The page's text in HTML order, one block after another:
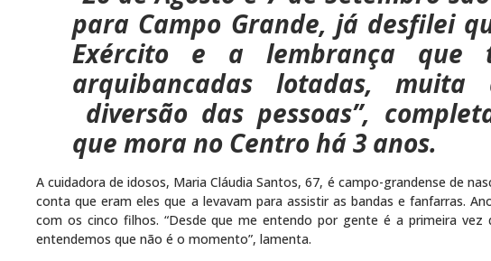
para Campo Grande, já desfilei
Exército e a lembrança que
arquibancadas lotadas, muita
diversão das pessoas”,
que mora no Centro há 3 anos.
A cuidadora de idosos, Maria Cláudia Santos, 67, é campo-grandense de
conta que eram eles que a levavam para assistir as bandas e fanfarras.
com os cinco filhos. “Desde que me entendo por gente é a primeira
entendemos que não é o momento”, lamenta.